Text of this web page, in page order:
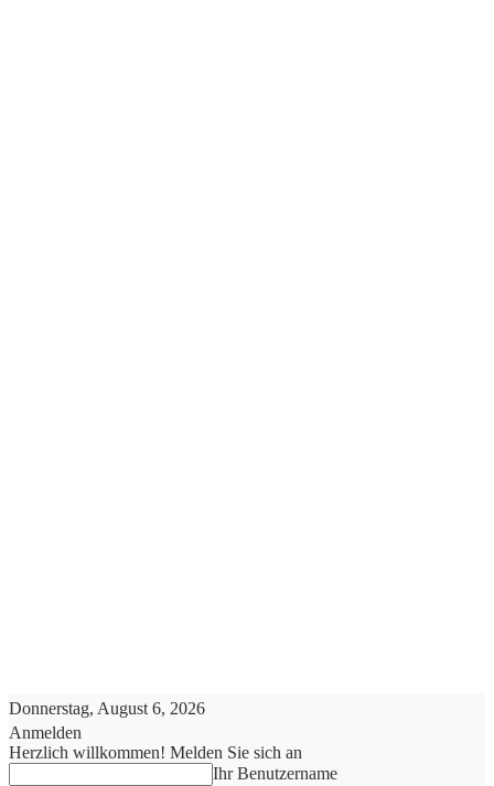
Donnerstag, August 6, 2026
Anmelden
Herzlich willkommen! Melden Sie sich an
Ihr Benutzername